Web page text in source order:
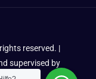
reserved. |
supervised by